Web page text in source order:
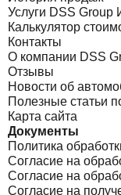
Услуги DSS Group
Калькулятор
Контакты
О компании DSS
Отзывы
Новости об
Полезные статьи
Карта сайта
Документы
Политика
Согласие на
Согласие на
Согласие на